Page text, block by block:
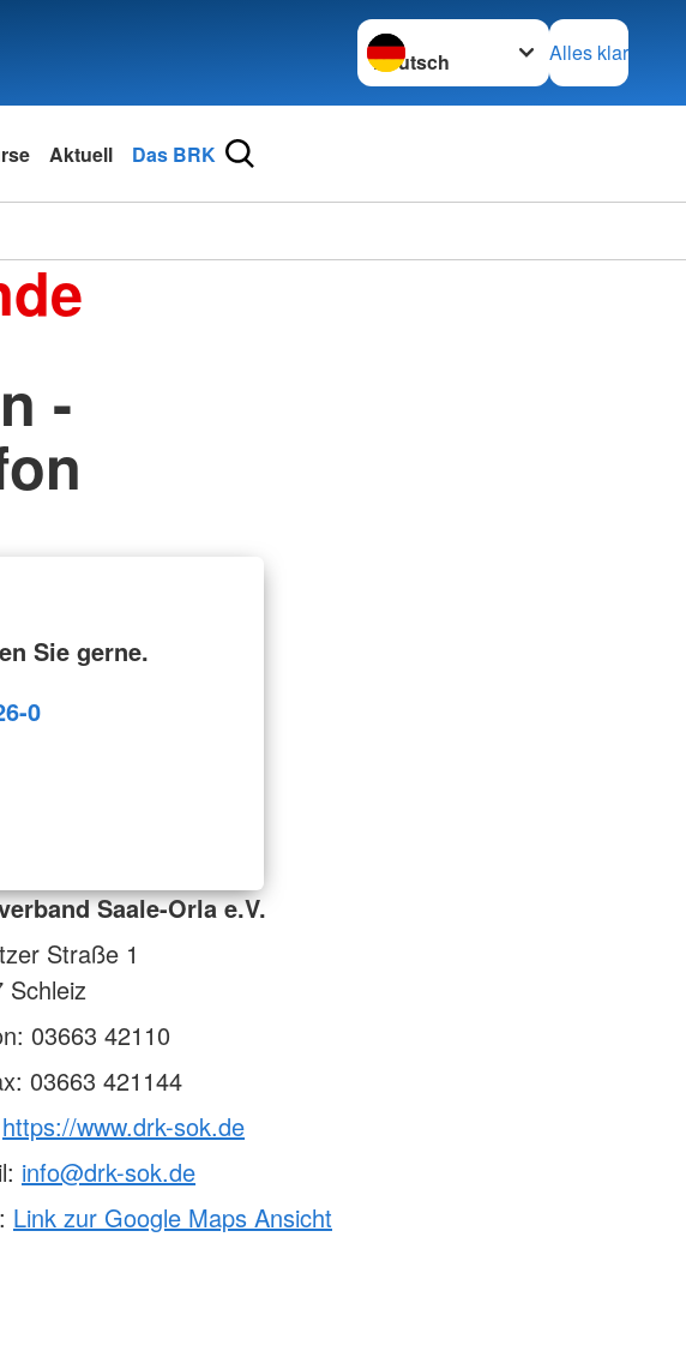
Sprache wechseln zu
Alles klar
Aktuell Das BRK
-
Sie gerne.
0
Saale-Orla e.V.
Straße 1
Schleiz
03663 42110
03663 421144
https://www.drk-sok.de
info@drk-sok.de
Link zur Google Maps Ansicht